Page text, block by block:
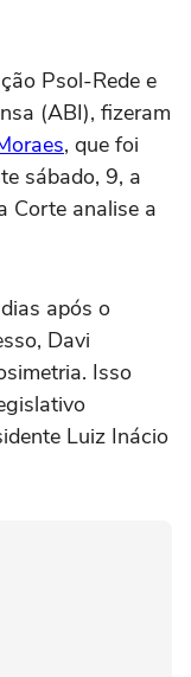
Psol-Rede e
(ABI), fizeram
, que foi
sábado, 9, a
Corte analise a
após o
Davi
Isso
Luiz Inácio